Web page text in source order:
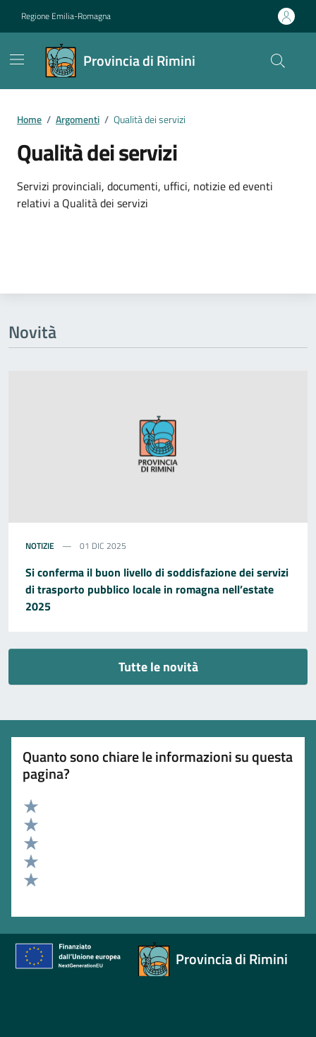
Regione Emilia-Romagna
Provincia di Rimini
Home / Argomenti / Qualità dei servizi
Qualità dei servizi
Dettagli dell'argomento
Servizi provinciali, documenti, uffici, notizie ed eventi
relativi a Qualità dei servizi
Novità
NOTIZIE 01 DIC 2025
Si conferma il buon livello di soddisfazione dei servizi
di trasporto pubblico locale in romagna nell’estate
2025
Tutte le novità
Quanto sono chiare le informazioni su questa
pagina?
Valuta 5 stelle su 5
Valuta 4 stelle su 5
Valuta 3 stelle su 5
Valuta 2 stelle su 5
Provincia di Rimini